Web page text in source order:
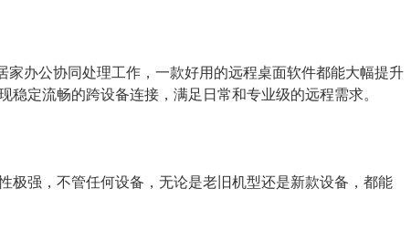
办公协同处理工作，一款好用的远程桌面软件都能大幅提升
定流畅的跨设备连接，满足日常和专业级的远程需求。
极强，不管任何设备，无论是老旧机型还是新款设备，都能